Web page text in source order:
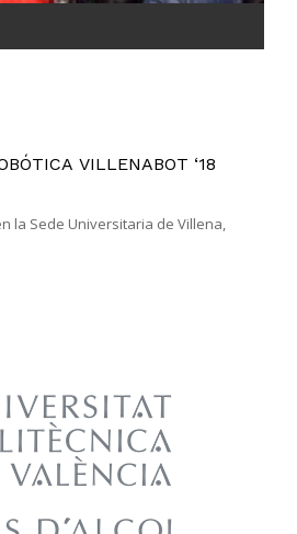
VILLENABOT ‘18
la Sede Universitaria de Villena,